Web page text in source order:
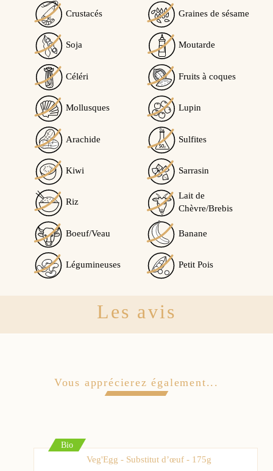
Crustacés Graines de sésame
Soja Moutarde
Céléri Fruits à coques
Mollusques Lupin
Arachide Sulfites
Kiwi Sarrasin
Riz
Lait de
Chèvre/Brebis
Boeuf/Veau Banane
Légumineuses Petit Pois
Les avis
Vous apprécierez également...
Bio
Veg'Egg - Substitut d’œuf - 175g